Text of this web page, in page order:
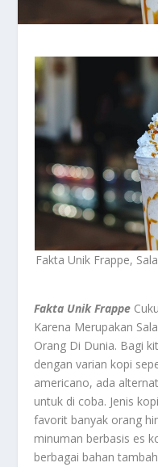
Fakta Unik Frappe,
Fakta Unik Frappe
Karena Merupakan
Orang Di Dunia. Bagi
dengan varian kopi
americano, ada
untuk di coba. Jenis
favorit banyak orang
minuman berbasis es
berbagai bahan